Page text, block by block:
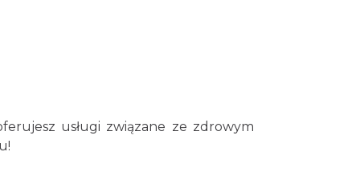
usługi związane ze zdrowym